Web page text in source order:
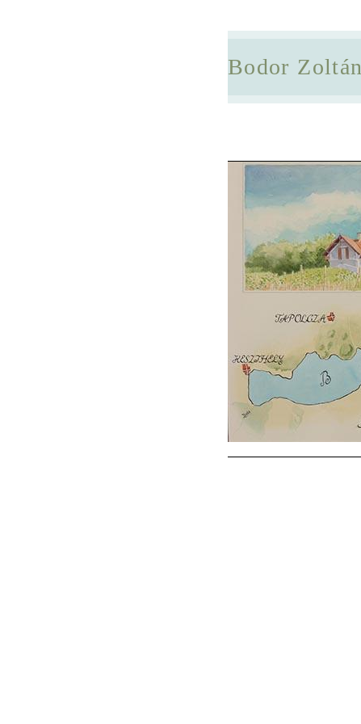
Bodor Zoltán